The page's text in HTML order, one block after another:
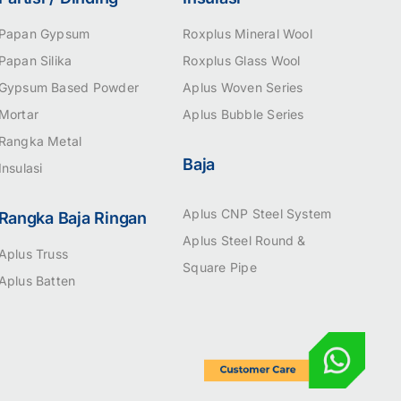
Papan Gypsum
Papan Silika
Gypsum Based Powder
Mortar
Rangka Metal
Insulasi
Rangka Baja Ringan
Aplus Truss
Aplus Batten
Roxplus Mineral Wool
Roxplus Glass Wool
Aplus Woven Series
Aplus Bubble Series
Baja
Aplus CNP Steel System
Aplus Steel Round &
Square Pipe